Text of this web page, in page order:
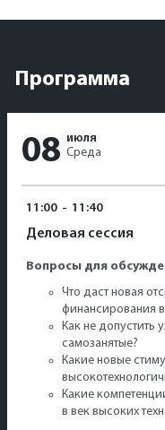
Программа
08 июля
Среда
11:00 - 11:40
Деловая сессия
Вопросы для
Что даст новая
финансирования
Как не допустить
самозанятые?
Какие новые
Какие
в век высоких